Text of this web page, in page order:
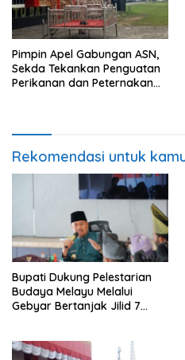
Pimpin Apel Gabungan ASN,
Sekda Tekankan Penguatan
Perikanan dan Peternakan
Rekomendasi untuk
Bupati Dukung Pelestarian
Budaya Melayu Melalui
Gebyar Bertanjak Jilid 7